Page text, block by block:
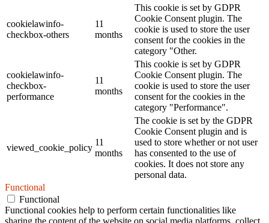
cookielawinfo-
checkbox-others
11
months
This cookie is set by GDPR
Cookie Consent plugin. The
cookie is used to store the user
consent for the cookies in the
category "Other.
cookielawinfo-
checkbox-
performance
11
months
This cookie is set by GDPR
Cookie Consent plugin. The
cookie is used to store the user
consent for the cookies in the
category "Performance".
viewed_cookie_policy
11
months
The cookie is set by the GDPR
Cookie Consent plugin and is
used to store whether or not user
has consented to the use of
cookies. It does not store any
personal data.
Functional
Functional
Functional cookies help to perform certain functionalities like
sharing the content of the website on social media platforms, collect